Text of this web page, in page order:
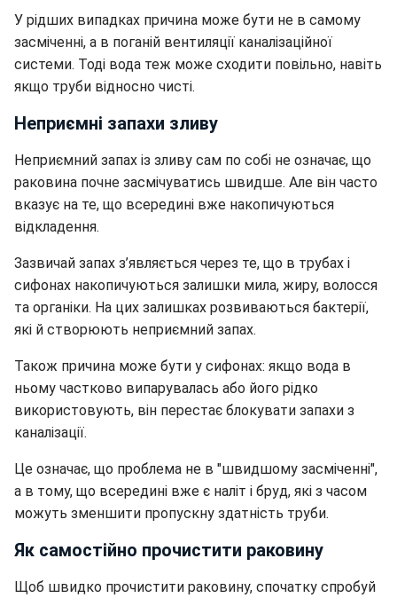
У рідших випадках причина може бути не в самому
засміченні, а в поганій вентиляції каналізаційної
системи. Тоді вода теж може сходити повільно, навіть
якщо труби відносно чисті.
Неприємні запахи зливу
Неприємний запах із зливу сам по собі не означає, що
раковина почне засмічуватись швидше. Але він часто
вказує на те, що всередині вже накопичуються
відкладення.
Зазвичай запах з’являється через те, що в трубах і
сифонах накопичуються залишки мила, жиру, волосся
та органіки. На цих залишках розвиваються бактерії,
які й створюють неприємний запах.
Також причина може бути у сифонах: якщо вода в
ньому частково випарувалась або його рідко
використовують, він перестає блокувати запахи з
каналізації.
Це означає, що проблема не в "швидшому засміченні",
а в тому, що всередині вже є наліт і бруд, які з часом
можуть зменшити пропускну здатність труби.
Як самостійно прочистити раковину
Щоб швидко прочистити раковину, спочатку спробуй